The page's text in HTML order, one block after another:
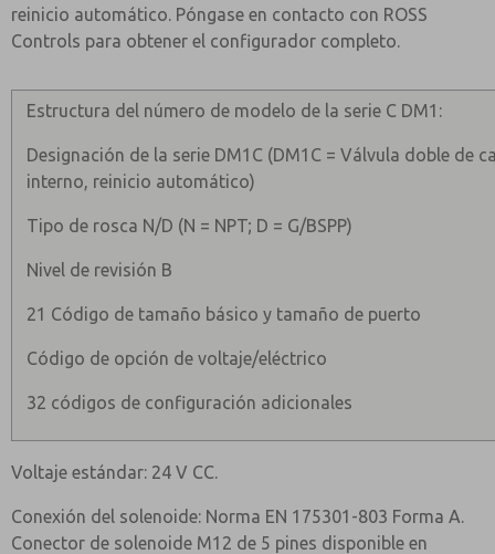
reinicio automático. Póngase en contacto con ROSS
Controls para obtener el configurador completo.
Estructura del número de modelo de la serie C DM1:
Designación de la serie DM1C (DM1C = Válvula doble de
interno, reinicio automático)
Tipo de rosca N/D (N = NPT; D = G/BSPP)
Nivel de revisión B
21 Código de tamaño básico y tamaño de puerto
Código de opción de voltaje/eléctrico
32 códigos de configuración adicionales
Voltaje estándar: 24 V CC.
Conexión del solenoide: Norma EN 175301-803 Forma A.
Conector de solenoide M12 de 5 pines disponible en